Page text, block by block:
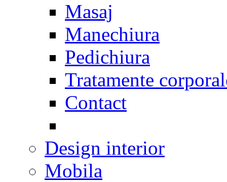
Masaj
Manechiura
Pedichiura
Tratamente
Contact
Design interior
Mobila